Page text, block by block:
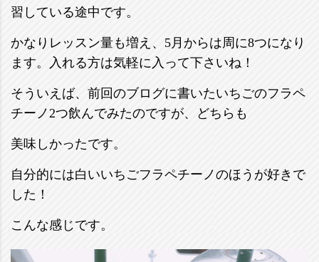
習している途中です。
かなりレッスン量も増え、5月からは周に8つになり
ます。入れる方は気軽に入って下さいね！
そういえば、前回のブログに書いたいちごのフラペ
チーノ2つ飲んでみたのですが、どちらも
美味しかったです。
自分的には白いいちごフラペチーノのほうが好きで
した！
こんな感じです。